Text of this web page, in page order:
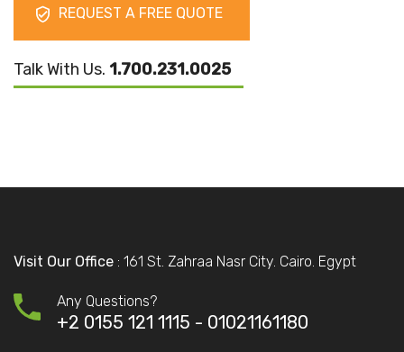
REQUEST A FREE QUOTE
Talk With Us. 1.700.231.0025
Visit Our Office : 161 St. Zahraa Nasr City. Cairo. Egypt
Any Questions?
+2 0155 121 1115 - 01021161180